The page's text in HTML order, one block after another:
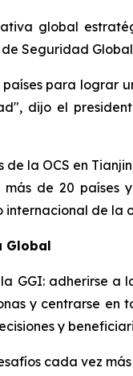
global
Seguridad
para lograr
dijo el
la OCS en
de 20 países
de la
Global
GGI: adherirse
y centrarse en
y
cada vez